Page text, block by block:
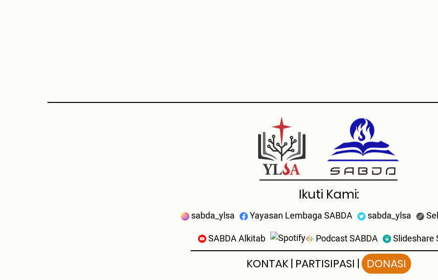
Ikuti Kami:
sabda_ylsa Yayasan Lembaga SABDA sabda_ylsa
SABDA Alkitab
Podcast SABDA Slideshare
KONTAK| PARTISIPASI | DONASI